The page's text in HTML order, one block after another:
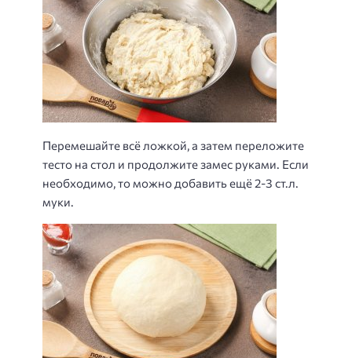
Перемешайте всё ложкой, а затем переложите
тесто на стол и продолжите замес руками. Если
необходимо, то можно добавить ещё 2-3 ст.л.
муки.